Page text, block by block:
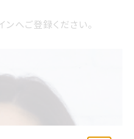
へご登録ください。